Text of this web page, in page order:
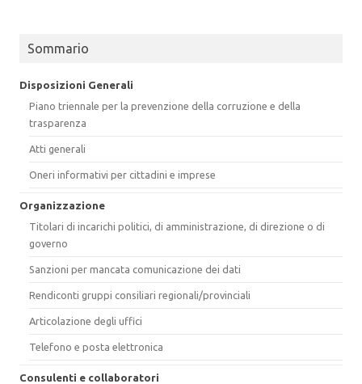
Sommario
Disposizioni Generali
Piano triennale per la prevenzione della corruzione e della
trasparenza
Atti generali
Oneri informativi per cittadini e imprese
Organizzazione
Titolari di incarichi politici, di amministrazione, di direzione o di
governo
Sanzioni per mancata comunicazione dei dati
Rendiconti gruppi consiliari regionali/provinciali
Articolazione degli uffici
Telefono e posta elettronica
Consulenti e collaboratori